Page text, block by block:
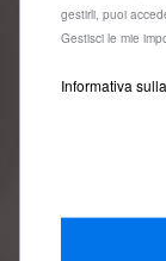
gestirli, puoi
Gestisci le mie
Informativa